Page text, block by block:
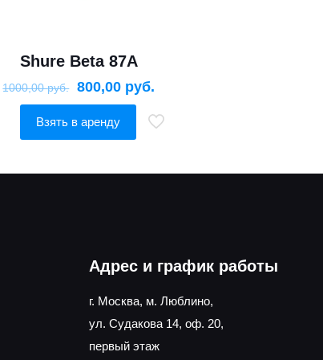
Shure Beta 87A
1000,00руб. 800,00 руб.
Взять в аренду
Адрес и график работы
г. Москва, м. Люблино,
ул. Судакова 14, оф. 20,
первый этаж